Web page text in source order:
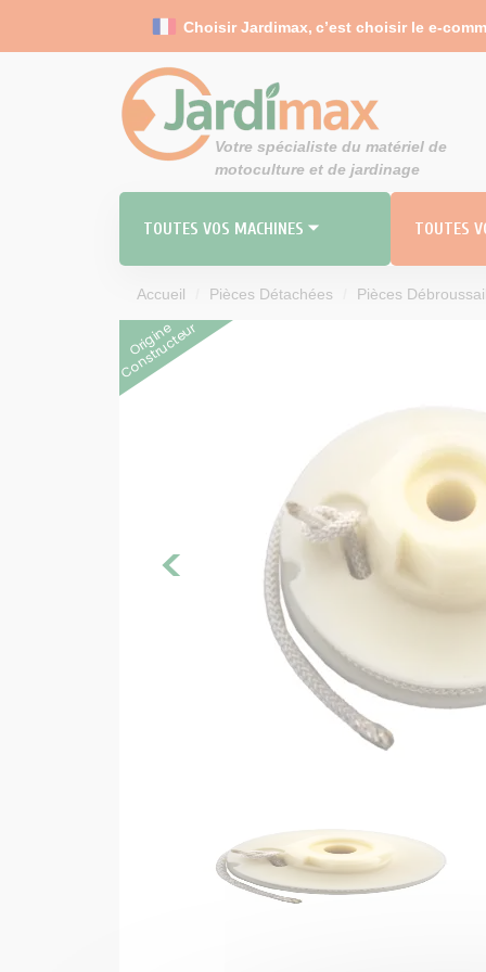
Choisir Jardimax, c’est choisir le e-
Votre spécialiste du matériel de
motoculture et de jardinage
TOUTES VOS MACHINES ⏷ TOUTES
Filtre
Joints
Moteur
Accueil Pièces Détachées Pièces
Origine
Constructeur
<